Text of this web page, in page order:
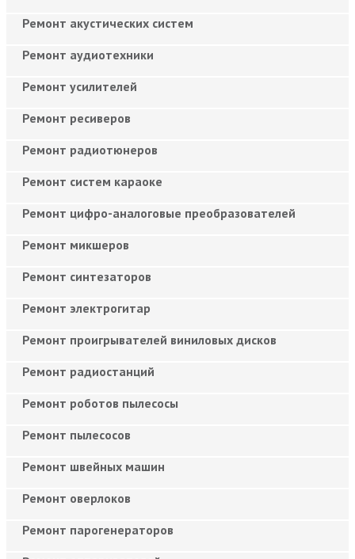
Ремонт акустических систем
Ремонт аудиотехники
Ремонт усилителей
Ремонт ресиверов
Ремонт радиотюнеров
Ремонт систем караоке
Ремонт цифро-аналоговые преобразователей
Ремонт микшеров
Ремонт синтезаторов
Ремонт электрогитар
Ремонт проигрывателей виниловых дисков
Ремонт радиостанций
Ремонт роботов пылесосы
Ремонт пылесосов
Ремонт швейных машин
Ремонт оверлоков
Ремонт парогенераторов